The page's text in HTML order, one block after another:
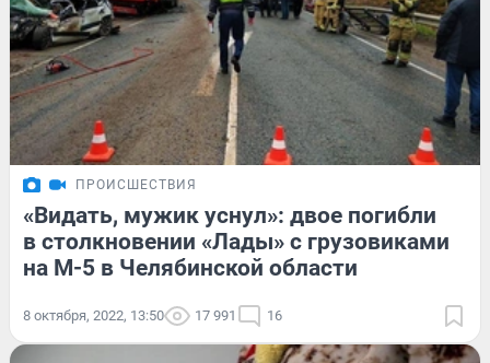
ПРОИСШЕСТВИЯ
«Видать, мужик уснул»: двое погибли
в столкновении «Лады» с грузовиками
на М-5 в Челябинской области
8 октября, 2022, 13:50 17 991 16